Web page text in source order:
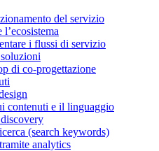
del servizio
i flussi di servizio
di co-progettazione
contenuti e il linguaggio
(search keywords)
analytics